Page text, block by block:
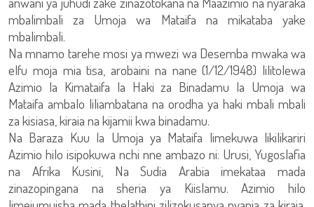
mbalimbali za Umoja wa Mataifa na mikataba yake
mbalimbali.
Na mnamo tarehe mosi ya mwezi wa Desemba mwaka wa
elfu moja mia tisa, arobaini na nane (1/12/1948) lilitolewa
Azimio la Kimataifa la Haki za Binadamu la Umoja wa
Mataifa ambalo liliambatana na orodha ya haki mbali mbali
za kisiasa, kiraia na kijamii kwa binadamu.
Na Baraza Kuu la Umoja ya Mataifa limekuwa likilikariri
Azimio hilo isipokuwa nchi nne ambazo ni: Urusi, Yugoslafia
na Afrika Kusini, Na Sudia Arabia imekataa mada
zinazopingana na sheria ya Kiislamu. Azimio hilo